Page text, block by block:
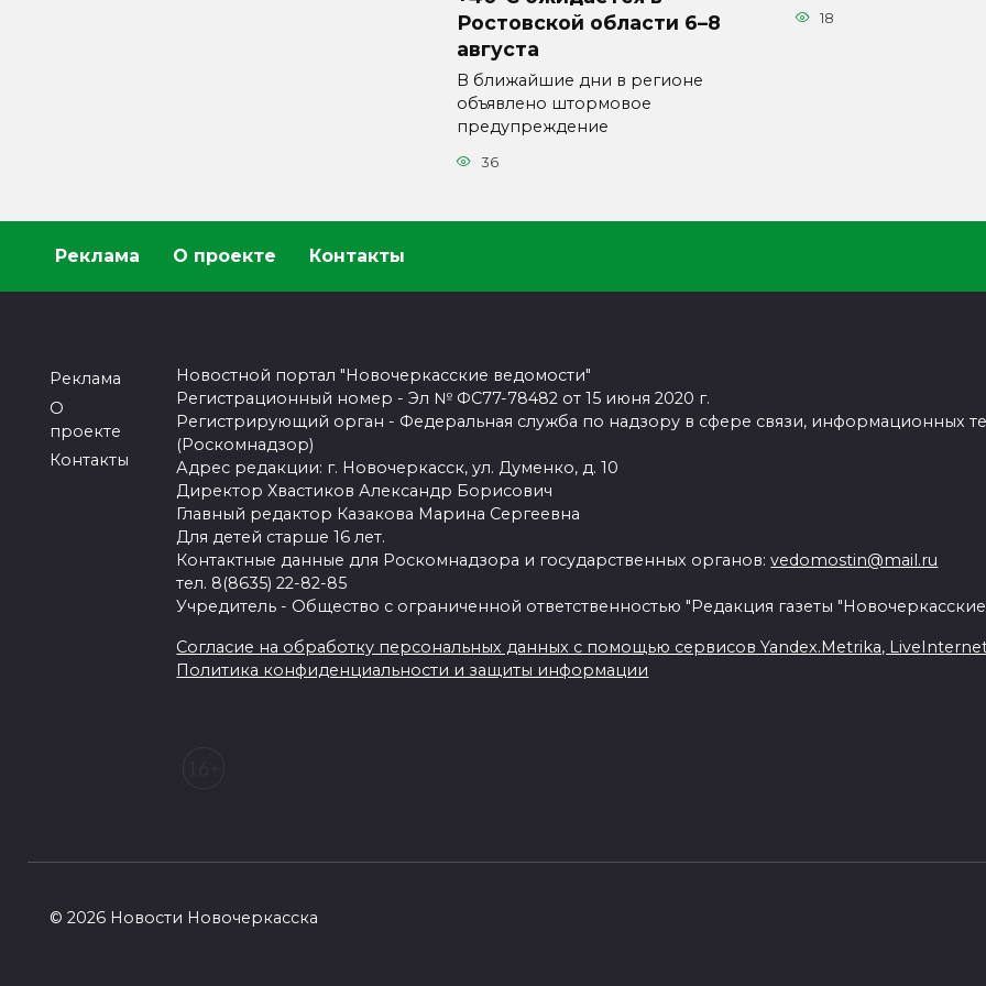
Ростовской области 6–8
августа
В ближайшие дни в регионе
объявлено штормовое
предупреждение
36
18
Реклама О проекте Контакты
Реклама
О
проекте
Контакты
Новостной портал "Новочеркасские ведомости"
Регистрационный номер - Эл № ФС77-78482 от 15 июня 2020 г.
Регистрирующий орган - Федеральная служба по надзору в сфере связи, информационных
(Роскомнадзор)
Адрес редакции: г. Новочеркасск, ул. Думенко, д. 10
Директор Хвастиков Александр Борисович
Главный редактор Казакова Марина Сергеевна
Для детей старше 16 лет.
Контактные данные для Роскомнадзора и государственных органов:vedomostin@mail.ru
тел. 8(8635) 22-82-85
Учредитель - Общество с ограниченной ответственностью "Редакция газеты
Согласие на обработку персональных данных с помощью сервисов Yandex.Metrika,
Политика конфиденциальности и защиты информации
© 2026 Новости Новочеркасска